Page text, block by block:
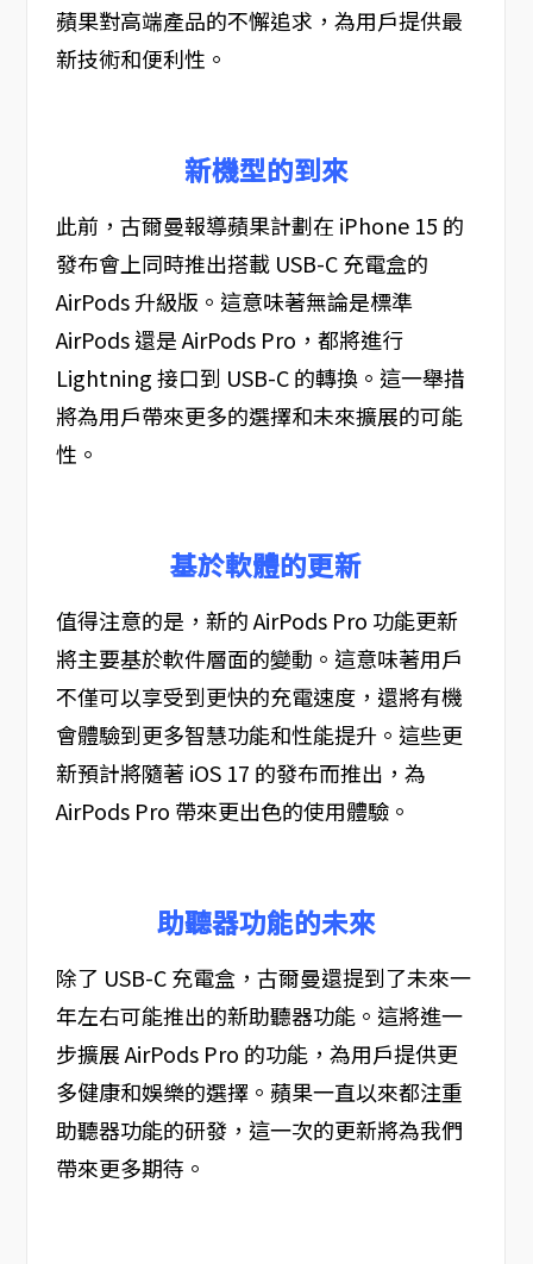
蘋果對高端產品的不懈追求，為用戶提供最
新技術和便利性。
新機型的到來
此前，古爾曼報導蘋果計劃在 iPhone 15 的
發布會上同時推出搭載 USB-C 充電盒的
AirPods 升級版。這意味著無論是標準
AirPods 還是 AirPods Pro，都將進行
Lightning 接口到 USB-C 的轉換。這一舉措
將為用戶帶來更多的選擇和未來擴展的可能
性。
基於軟體的更新
值得注意的是，新的 AirPods Pro 功能更新
將主要基於軟件層面的變動。這意味著用戶
不僅可以享受到更快的充電速度，還將有機
會體驗到更多智慧功能和性能提升。這些更
新預計將隨著 iOS 17 的發布而推出，為
AirPods Pro 帶來更出色的使用體驗。
助聽器功能的未來
除了 USB-C 充電盒，古爾曼還提到了未來一
年左右可能推出的新助聽器功能。這將進一
步擴展 AirPods Pro 的功能，為用戶提供更
多健康和娛樂的選擇。蘋果一直以來都注重
助聽器功能的研發，這一次的更新將為我們
帶來更多期待。